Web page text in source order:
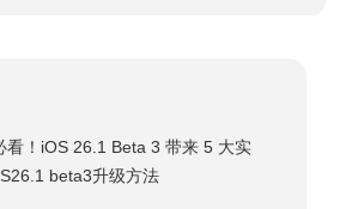
看！iOS 26.1 Beta 3 带来 5 大实
beta3升级方法